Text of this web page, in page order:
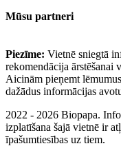
Mūsu partneri
Piezīme: Vietnē sniegtā
rekomendācija ārstēšanai
Aicinām pieņemt
dažādus informācijas
2022 - 2026 Biopapa.
izplatīšana šajā vietnē ir
īpašumtiesības uz tiem.